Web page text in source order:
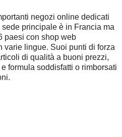
negozi online dedicati
principale è in Francia ma
paesi con shop web
varie lingue. Suoi punti di forza
di qualità a buoni prezzi,
formula soddisfatti o rimborsati